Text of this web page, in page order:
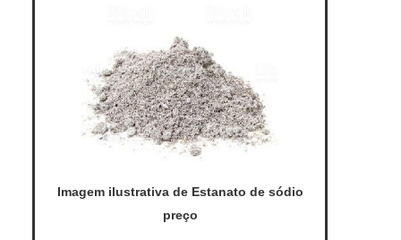
Imagem ilustrativa de Estanato de sódio
preço